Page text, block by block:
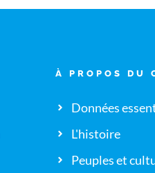
À PROPOS DU
Données
L'histoire
Peuples et